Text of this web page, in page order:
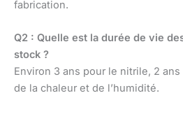
fabrication.
Q2 : Quelle est la durée de vie
stock ?
Environ 3 ans pour le nitrile, 2 ans
de la chaleur et de l’humidité.